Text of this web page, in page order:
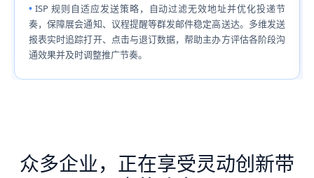
ISP 规则自适应发送策略，自动过滤无效地址并优化投递节
奏，保障展会通知、议程提醒等群发邮件稳定高送达。多维发送
报表实时追踪打开、点击与退订数据，帮助主办方评估各阶段沟
通效果并及时调整推广节奏。
众多企业，正在享受灵动创新带